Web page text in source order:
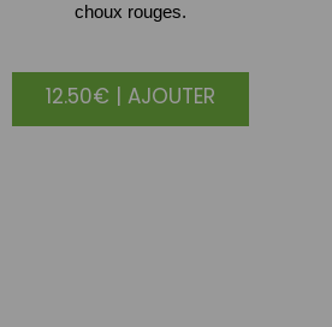
choux rouges.
12.50€ | AJOUTER